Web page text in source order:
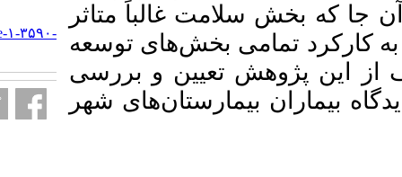
متاثر
توسعه
و بررسی
شهر
http://armaghanj.yums.ac.ir/article-۱-۳۵۹۰-